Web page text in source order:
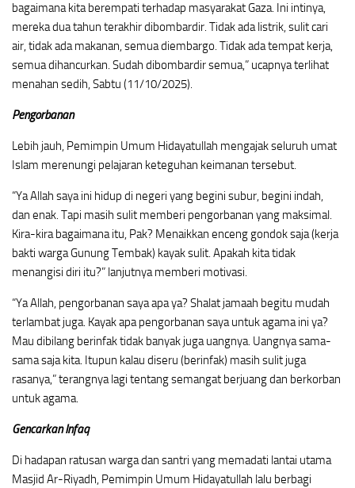
bagaimana kita berempati terhadap masyarakat Gaza. Ini intinya,
mereka dua tahun terakhir dibombardir. Tidak ada listrik, sulit cari
air, tidak ada makanan, semua diembargo. Tidak ada tempat kerja,
semua dihancurkan. Sudah dibombardir semua,” ucapnya terlihat
menahan sedih, Sabtu (11/10/2025).
Pengorbanan
Lebih jauh, Pemimpin Umum Hidayatullah mengajak seluruh umat
Islam merenungi pelajaran keteguhan keimanan tersebut.
“Ya Allah saya ini hidup di negeri yang begini subur, begini indah,
dan enak. Tapi masih sulit memberi pengorbanan yang maksimal.
Kira-kira bagaimana itu, Pak? Menaikkan enceng gondok saja (kerja
bakti warga Gunung Tembak) kayak sulit. Apakah kita tidak
menangisi diri itu?” lanjutnya memberi motivasi.
“Ya Allah, pengorbanan saya apa ya? Shalat jamaah begitu mudah
terlambat juga. Kayak apa pengorbanan saya untuk agama ini ya?
Mau dibilang berinfak tidak banyak juga uangnya. Uangnya sama-
sama saja kita. Itupun kalau diseru (berinfak) masih sulit juga
rasanya,” terangnya lagi tentang semangat berjuang dan berkorban
untuk agama.
Gencarkan Infaq
Di hadapan ratusan warga dan santri yang memadati lantai utama
Masjid Ar-Riyadh, Pemimpin Umum Hidayatullah lalu berbagi